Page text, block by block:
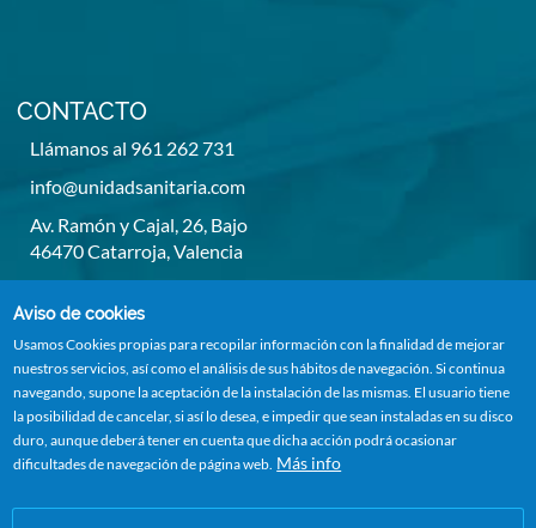
CONTACTO
Llámanos al 961 262 731
info@unidadsanitaria.com
Av. Ramón y Cajal, 26, Bajo
46470 Catarroja, Valencia
Aviso de cookies
Usamos Cookies propias para recopilar información con la finalidad de mejorar
nuestros servicios, así como el análisis de sus hábitos de navegación. Si continua
navegando, supone la aceptación de la instalación de las mismas. El usuario tiene
la posibilidad de cancelar, si así lo desea, e impedir que sean instaladas en su disco
duro, aunque deberá tener en cuenta que dicha acción podrá ocasionar
dificultades de navegación de página web. Más info